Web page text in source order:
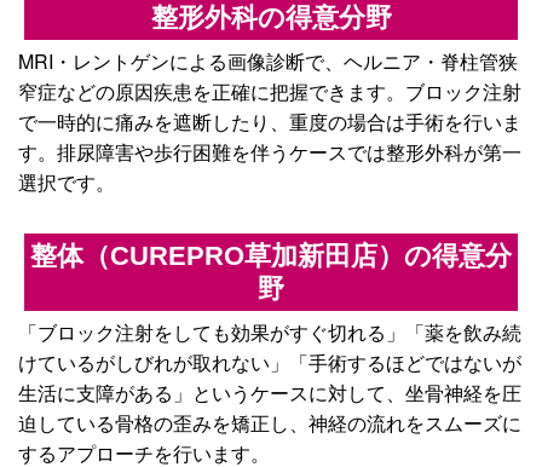
整形外科の得意分野
MRI・レントゲンによる画像診断で、ヘルニア・脊柱管狭
窄症などの原因疾患を正確に把握できます。ブロック注射
で一時的に痛みを遮断したり、重度の場合は手術を行いま
す。排尿障害や歩行困難を伴うケースでは整形外科が第一
選択です。
整体（CUREPRO草加新田店）の得意分
野
「ブロック注射をしても効果がすぐ切れる」「薬を飲み続
けているがしびれが取れない」「手術するほどではないが
生活に支障がある」というケースに対して、坐骨神経を圧
迫している骨格の歪みを矯正し、神経の流れをスムーズに
するアプローチを行います。